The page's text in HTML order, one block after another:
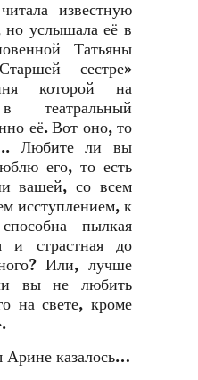
известную
но услышала её в
Татьяны
сестре»
которой на
театральный
её. Вот оно, то
Любите ли вы
его, то есть
вашей, со всем
исступлением, к
пылкая
и страстная до
Или, лучше
вы не любить
на свете, кроме
Арине казалось…